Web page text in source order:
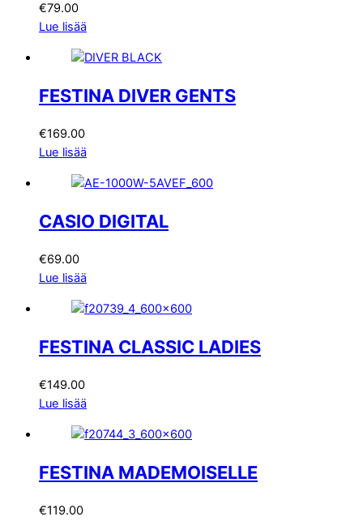
€79.00
Lue lisää
FESTINA DIVER GENTS
€169.00
Lue lisää
CASIO DIGITAL
€69.00
Lue lisää
FESTINA CLASSIC LADIES
€149.00
Lue lisää
FESTINA MADEMOISELLE
€119.00